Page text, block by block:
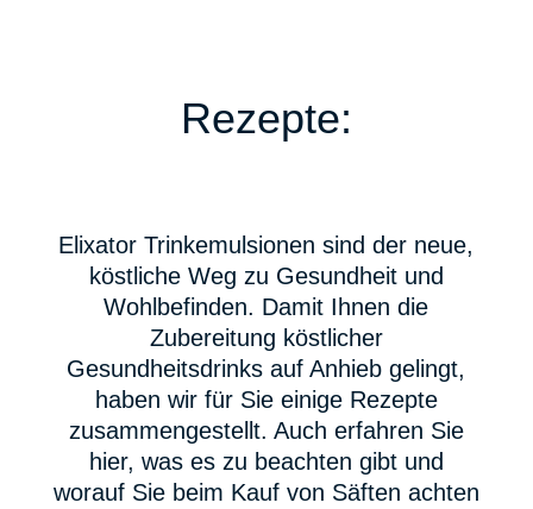
Rezepte:
Elixator Trinkemulsionen sind der neue,
köstliche Weg zu Gesundheit und
Wohlbefinden. Damit Ihnen die
Zubereitung köstlicher
Gesundheitsdrinks auf Anhieb gelingt,
haben wir für Sie einige Rezepte
zusammengestellt. Auch erfahren Sie
hier, was es zu beachten gibt und
worauf Sie beim Kauf von Säften achten